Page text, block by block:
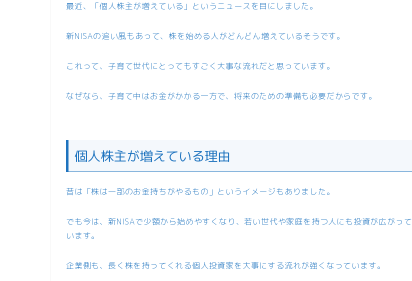
最近、「個人株主が増えている」というニュースを目にしました。
新NISAの追い風もあって、株を始める人がどんどん増えているそうです。
これって、子育て世代にとってもすごく大事な流れだと思っています。
なぜなら、子育て中はお金がかかる一方で、将来のための準備も必要だからです。
個人株主が増えている理由
昔は「株は一部のお金持ちがやるもの」というイメージもありました。
でも今は、新NISAで少額から始めやすくなり、若い世代や家庭を持つ人にも投資が広がって
います。
企業側も、長く株を持ってくれる個人投資家を大事にする流れが強くなっています。